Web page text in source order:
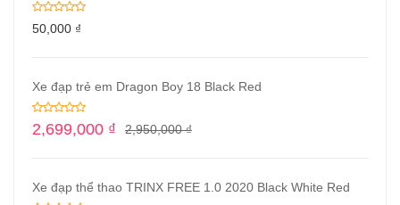
50,000 ₫
Xe đạp trẻ em Dragon Boy 18 Black Red
2,950,000₫
2,699,000 ₫
Xe đạp thể thao TRINX FREE 1.0 2020 Black White Red